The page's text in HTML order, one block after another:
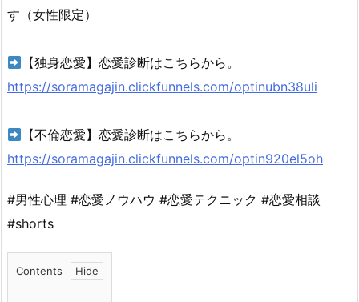
す（女性限定）
【独身恋愛】恋愛診断はこちらから。
https://soramagajin.clickfunnels.com/optinubn38uli
【不倫恋愛】恋愛診断はこちらから。
https://soramagajin.clickfunnels.com/optin920el5oh
#男性心理 #恋愛ノウハウ #恋愛テクニック #恋愛相談
#shorts
Contents